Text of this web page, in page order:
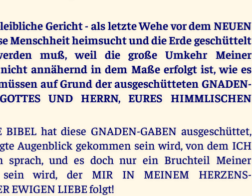
Gericht - als letzte Wehe vor dem NEUEN
Menschheit heimsucht und die Erde geschüttelt
muß, weil die große Umkehr Meiner
annähernd in dem Maße erfolgt ist, wie es
auf Grund der ausgeschütteten GNADEN-
UND HERRN, EURES HIMMLISCHEN
BIBEL hat diese GNADEN-GABEN ausgeschüttet,
Augenblick gekommen sein wird, von dem ICH
sprach, und es doch nur ein Bruchteil Meiner
sein wird, der MIR IN MEINEM HERZENS-
EWIGEN LIEBE folgt!